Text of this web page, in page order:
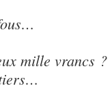
mille vrancs ?